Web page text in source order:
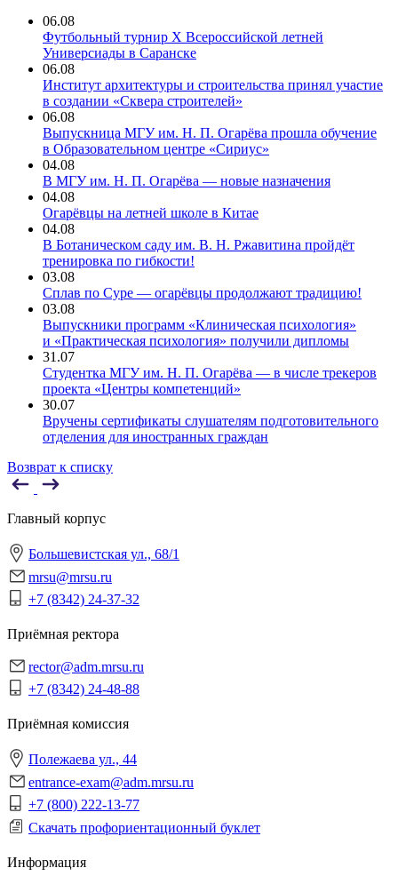
06.08
Футбольный турнир X Всероссийской летней
Универсиады в Саранске
06.08
Институт архитектуры и строительства принял участие
в создании «Сквера строителей»
06.08
Выпускница МГУ им. Н. П. Огарёва прошла обучение
в Образовательном центре «Сириус»
04.08
В МГУ им. Н. П. Огарёва — новые назначения
04.08
Огарёвцы на летней школе в Китае
04.08
В Ботаническом саду им. В. Н. Ржавитина пройдёт
тренировка по гибкости!
03.08
Сплав по Суре — огарёвцы продолжают традицию!
03.08
Выпускники программ «Клиническая психология»
и «Практическая психология» получили дипломы
31.07
Студентка МГУ им. Н. П. Огарёва — в числе трекеров
проекта «Центры компетенций»
30.07
Вручены сертификаты слушателям подготовительного
отделения для иностранных граждан
Возврат к списку
Главный корпус
Большевистская ул., 68/1
mrsu@mrsu.ru
+7 (8342) 24-37-32
Приёмная ректора
rector@adm.mrsu.ru
+7 (8342) 24-48-88
Приёмная комиссия
Полежаева ул., 44
entrance-exam@adm.mrsu.ru
+7 (800) 222-13-77
Скачать профориентационный буклет
Информация